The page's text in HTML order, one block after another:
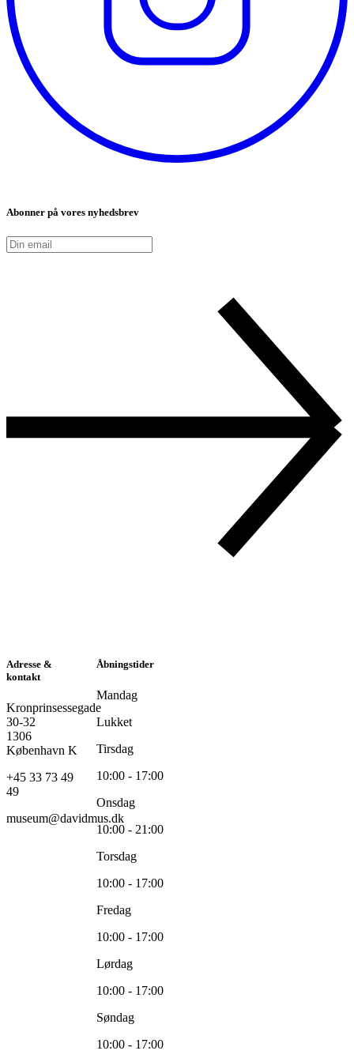
Abonner på vores nyhedsbrev
Adresse &
kontakt
Kronprinsessegade
30-32
1306
København K
+45 33 73 49
49
museum@davidmus.dk
Åbningstider
Mandag
Lukket
Tirsdag
10:00 - 17:00
Onsdag
10:00 - 21:00
Torsdag
10:00 - 17:00
Fredag
10:00 - 17:00
Lørdag
10:00 - 17:00
Søndag
10:00 - 17:00